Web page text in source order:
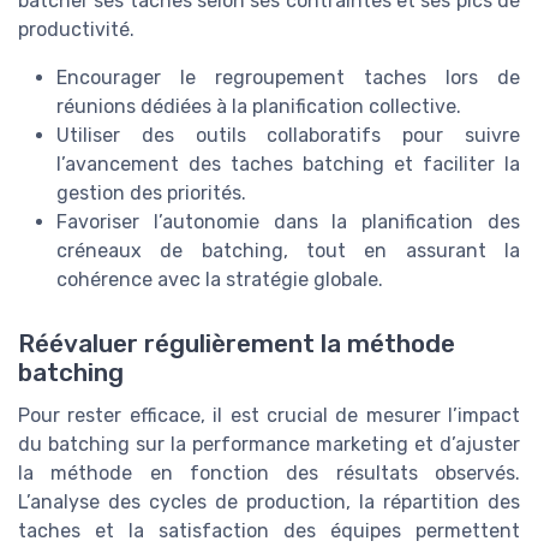
productivité.
Encourager le regroupement taches lors de
réunions dédiées à la planification collective.
Utiliser des outils collaboratifs pour suivre
l’avancement des taches batching et faciliter la
gestion des priorités.
Favoriser l’autonomie dans la planification des
créneaux de batching, tout en assurant la
cohérence avec la stratégie globale.
Réévaluer régulièrement la méthode
batching
Pour rester efficace, il est crucial de mesurer l’impact
du batching sur la performance marketing et d’ajuster
la méthode en fonction des résultats observés.
L’analyse des cycles de production, la répartition des
taches et la satisfaction des équipes permettent